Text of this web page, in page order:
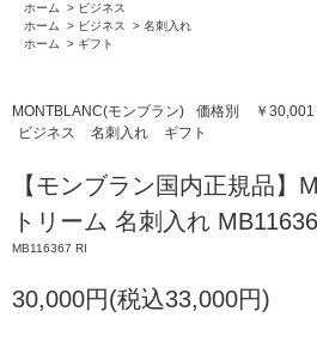
ホーム
> ビジネス
ホーム
> ビジネス > 名刺入れ
ホーム
> ギフト
MONTBLANC(モンブラン) 価格別 ￥
ビジネス
名刺入れ ギフト
【モンブラン国内正規品】
トリーム 名刺入れ
MB116367 RI
30,000円(税込33,000円)